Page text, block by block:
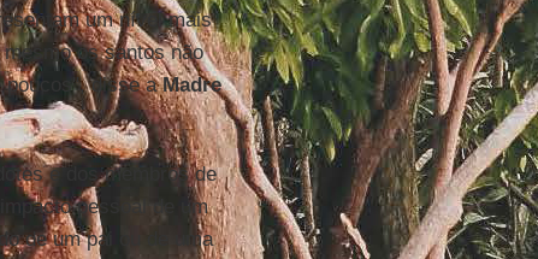
um nível mais
os santos não
poucos", disse aMadre
e dos membros de
pessoal de um
de um pai ou de uma